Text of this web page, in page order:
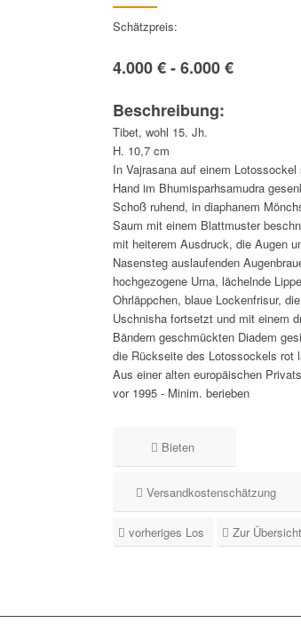
Schätzpreis:
4.000 € - 6.000 €
Beschreibung:
Tibet, wohl 15. Jh.
H. 10,7 cm
In Vajrasana auf einem
Hand im Bhumisparhsamudra
Schoß ruhend, in diaphanem
Saum mit einem Blattmuster
mit heiterem Ausdruck, die Augen
Nasensteg auslaufenden
hochgezogene Urna, lächelnde
Ohrläppchen, blaue Lockenfrisur,
Uschnisha fortsetzt und mit einem
Bändern geschmückten Diadem
die Rückseite des Lotossockels rot
Aus einer alten europäischen
vor 1995 - Minim. berieben
Bieten
Versandkostenschätzung
vorheriges Los Zur Übersicht